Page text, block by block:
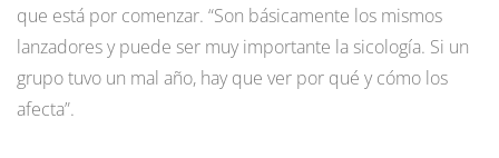
que está por comenzar. “Son básicamente los mismos
lanzadores y puede ser muy importante la sicología. Si un
grupo tuvo un mal año, hay que ver por qué y cómo los
afecta”.